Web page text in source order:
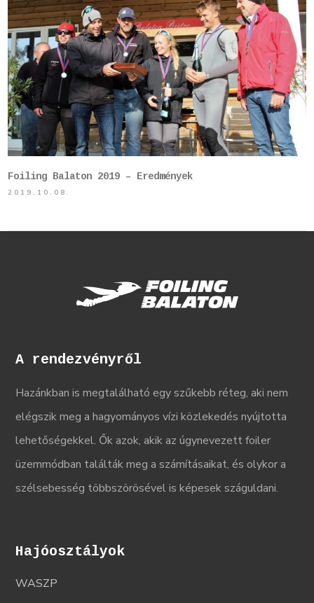
Foiling Balaton 2019 – Eredmények
2019.10.08.
A rendezvényről
Hazánkban is megtalálható egy szűkebb réteg, aki nem
elégszik meg a hagyományos vízi közlekedés nyújtotta
lehetőségekkel. Ők azok, akik az úgynevezett foiler
üzemmódban találták meg a számításaikat, és olykor a
szélsebesség többszörösével is képesek száguldani.
Hajóosztályok
WASZP